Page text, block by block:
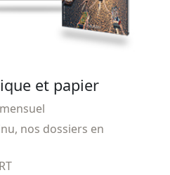
et papier
nos dossiers en